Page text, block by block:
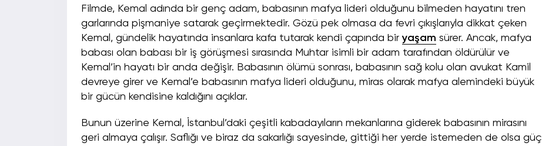
Filmde, Kemal adında bir genç adam, babasının mafya lideri olduğunu bilmeden hayatını tren
garlarında pişmaniye satarak geçirmektedir. Gözü pek olmasa da fevri çıkışlarıyla dikkat çeken
Kemal, gündelik hayatında insanlara kafa tutarak kendi çapında biryaşam sürer. Ancak, mafya
babası olan babası bir iş görüşmesi sırasında Muhtar isimli bir adam tarafından öldürülür ve
Kemal’in hayatı bir anda değişir. Babasının ölümü sonrası, babasının sağ kolu olan avukat Kamil
devreye girer ve Kemal’e babasının mafya lideri olduğunu, miras olarak mafya alemindeki büyük
bir gücün kendisine kaldığını açıklar.
Bunun üzerine Kemal, İstanbul’daki çeşitli kabadayıların mekanlarına giderek babasının mirasını
geri almaya çalışır. Saflığı ve biraz da sakarlığı sayesinde, gittiği her yerde istemeden de olsa güç